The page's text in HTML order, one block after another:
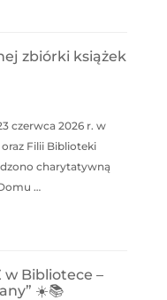
zbiórki książek
czerwca 2026 r. w
Filii Biblioteki
charytatywną
…
Bibliotece –
☀️📚